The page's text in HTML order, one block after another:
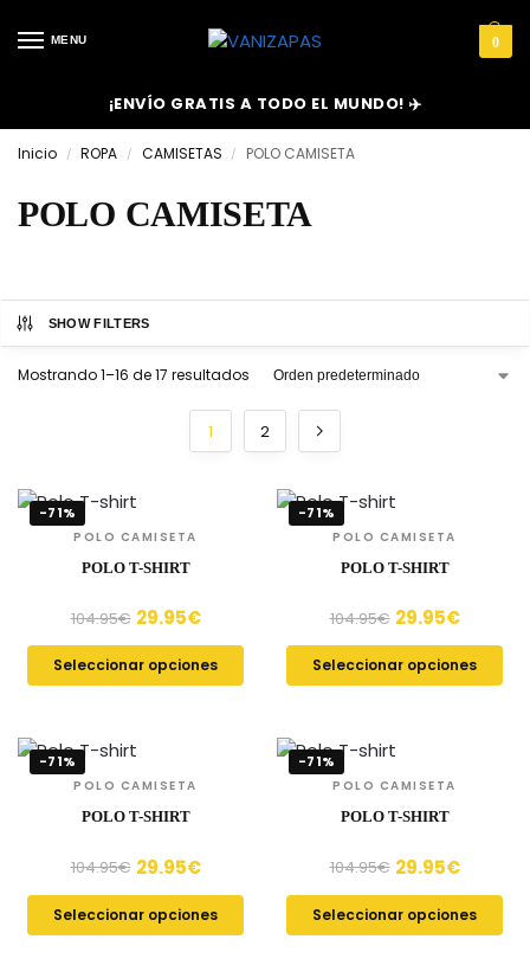
MENU 0
¡ENVÍO GRATIS A TODO EL MUNDO! ✈️
Inicio / ROPA / CAMISETAS / POLO CAMISETA
POLO CAMISETA
SHOW FILTERS
Mostrando 1–16 de 17 resultados
1 2
-71%
POLO CAMISETA
POLO T-SHIRT
104.95€ 29.95€
Seleccionar opciones
-71%
POLO CAMISETA
POLO T-SHIRT
104.95€ 29.95€
Seleccionar opciones
-71%
POLO CAMISETA
POLO T-SHIRT
104.95€ 29.95€
Seleccionar opciones
-71%
POLO CAMISETA
POLO T-SHIRT
104.95€ 29.95€
Seleccionar opciones